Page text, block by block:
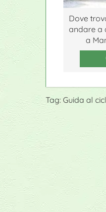
Dove
andare a
a
Tag: Guida al